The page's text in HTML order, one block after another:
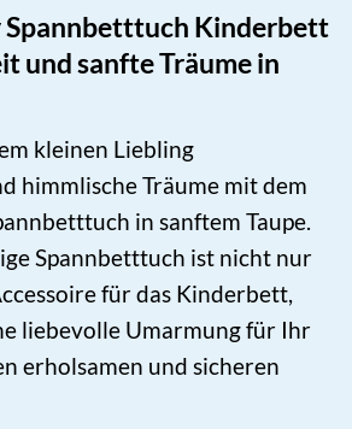
Spannbetttuch Kinderbett
und sanfte Träume in
kleinen Liebling
himmlische Träume mit dem
in sanftem Taupe.
Spannbetttuch ist nicht nur
für das Kinderbett,
liebevolle Umarmung für Ihr
erholsamen und sicheren